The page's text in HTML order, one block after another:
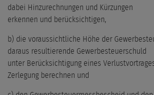
dabei Hinzurechnungen und Kürzungen
erkennen und berücksichtigen,
b) die voraussichtliche Höhe der
daraus resultierende Gewerbesteuerschuld
unter Berücksichtigung eines
Zerlegung berechnen und